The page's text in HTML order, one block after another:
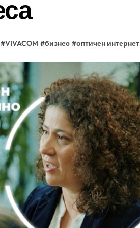
#VIVACOM #бизнес #оптичен интернет